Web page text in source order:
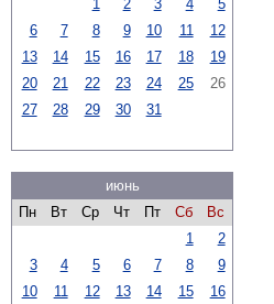
1
2 3 4
5
6
7 8 9 10 11
12
13
14 15 16 17 18
19
20
21 22 23 24 25
26
27
28 29 30 31
июнь
Пн
Вт Ср Чт Пт Сб
Вс
1
2
3
4 5 6 7 8
9
10
11 12 13 14 15
16